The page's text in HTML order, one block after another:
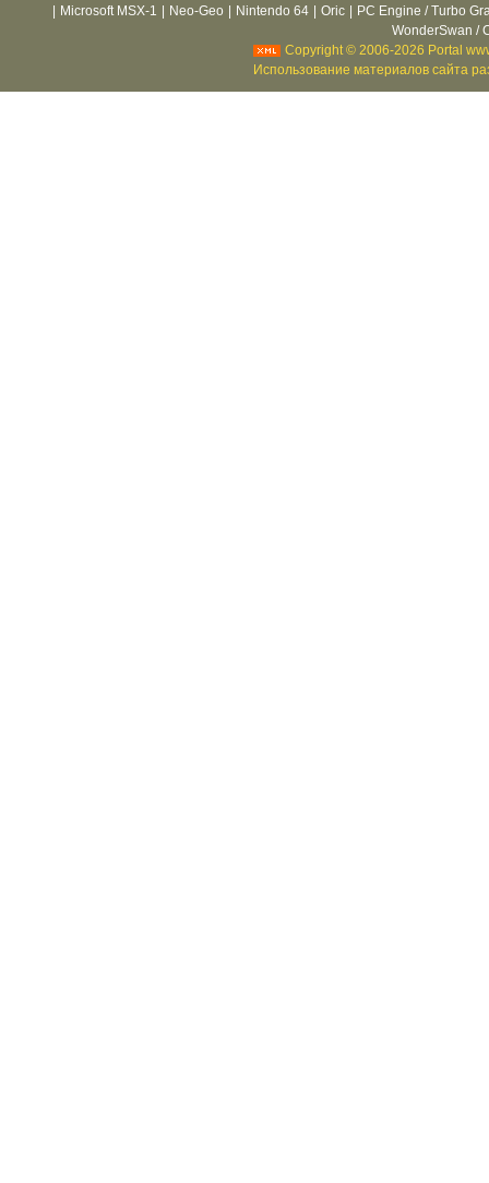
Microsoft MSX-1 Neo-Geo Nintendo 64 Oric
PC Engine / Turbo
WonderSwan /
Copyright © 2006-2026 Portal
Использование материалов сайта